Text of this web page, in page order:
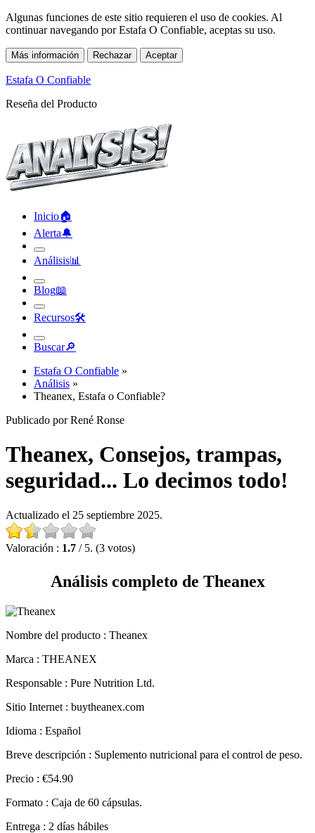
Algunas funciones de este sitio requieren el uso de cookies. Al
continuar navegando por Estafa O Confiable, aceptas su uso.
Más información Rechazar Aceptar
Estafa O Confiable
Reseña del Producto
Inicio🏠︎
Alerta🔔︎
Análisis📊︎
Blog📖︎
Recursos🛠︎
Buscar🔎︎
Estafa O Confiable »
Análisis »
Theanex, Estafa o Confiable?
Publicado por René Ronse
Theanex, Consejos, trampas,
seguridad... Lo decimos todo!
Actualizado el 25 septiembre 2025.
Valoración : 1.7 / 5. (3 votos)
Análisis completo de Theanex
Nombre del producto : Theanex
Marca : THEANEX
Responsable : Pure Nutrition Ltd.
Sitio Internet : buytheanex.com
Idioma : Español
Breve descripción : Suplemento nutricional para el control de peso.
Precio : €54.90
Formato : Caja de 60 cápsulas.
Entrega : 2 días hábiles